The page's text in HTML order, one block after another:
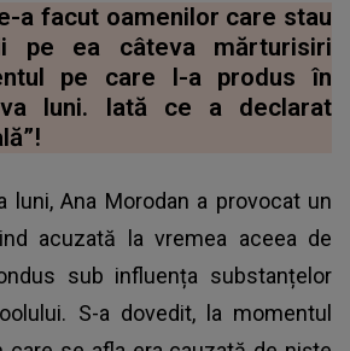
a facut oamenilor care stau
pe ea câteva mărturisiri
pe care l-a produs în
luni. Iată ce a declarat
luni, Ana Morodan a provocat un
acuzată la vremea aceea de
sub influența substanțelor
S-a dovedit, la momentul